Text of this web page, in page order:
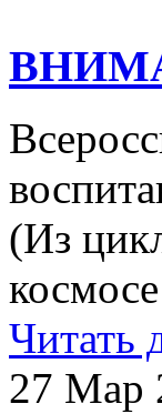
(Из
Читать
27 Мар